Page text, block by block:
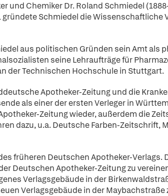
und Chemiker Dr. Roland Schmiedel
Schmiedel die
aus politischen Gründen sein Amt
seine Lehraufträge für
der Technischen Hochschule in Stuttgart.
Apotheker-Zeitung und die
als einer der ersten Verleger in
Zeitung wieder, außerdem die
dazu, u.a. Deutsche Farben-
früheren Deutschen Apotheker-
Deutschen Apotheker-Zeitung zu
Verlagsgebäude in der
Verlagsgebäude in der